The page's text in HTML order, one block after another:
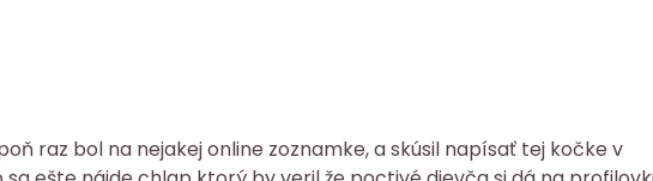
raz bol na nejakej online zoznamke, a skúsil napísať tej kočke v